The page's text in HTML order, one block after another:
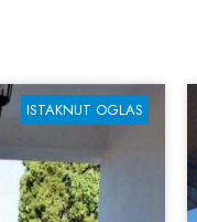
ISTAKNUT OGLAS